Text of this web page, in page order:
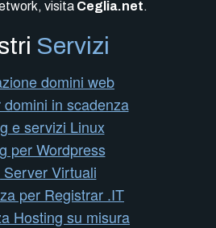
visita Ceglia.net.
Servizi
domini web
domini in scadenza
e servizi Linux
per Wordpress
Virtuali
per Registrar .IT
Hosting su misura